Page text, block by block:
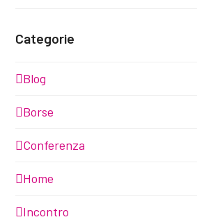
Categorie
Blog
Borse
Conferenza
Home
Incontro